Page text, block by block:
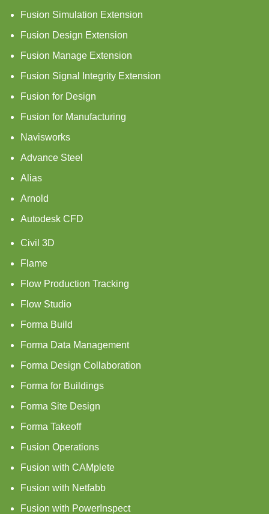
Fusion Simulation Extension
Fusion Design Extension
Fusion Manage Extension
Fusion Signal Integrity Extension
Fusion for Design
Fusion for Manufacturing
Navisworks
Advance Steel
Alias
Arnold
Autodesk CFD
Civil 3D
Flame
Flow Production Tracking
Flow Studio
Forma Build
Forma Data Management
Forma Design Collaboration
Forma for Buildings
Forma Site Design
Forma Takeoff
Fusion Operations
Fusion with CAMplete
Fusion with Netfabb
Fusion with PowerInspect